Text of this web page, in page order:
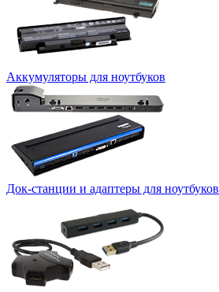
Аккумуляторы для ноутбуков
Док-станции и адаптеры для ноутбуков